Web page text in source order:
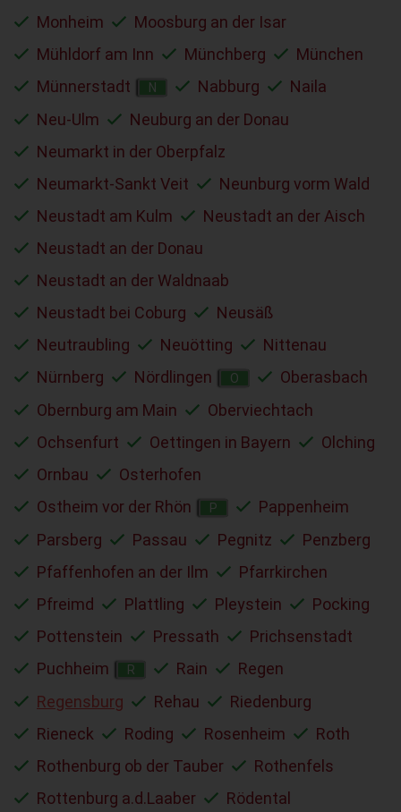
Monheim
Moosburg an der Isar
Mühldorf am Inn
Münchberg
München
Münnerstadt
N Nabburg
Naila
Neu-Ulm
Neuburg an der Donau
Neumarkt in der Oberpfalz
Neumarkt-Sankt Veit
Neunburg vorm Wald
Neustadt am Kulm
Neustadt an der Aisch
Neustadt an der Donau
Neustadt an der Waldnaab
Neustadt bei Coburg
Neusäß
Neutraubling
Neuötting
Nittenau
Nürnberg
Nördlingen O
Oberasbach
Obernburg am Main
Oberviechtach
Ochsenfurt
Oettingen in Bayern
Olching
Ornbau
Osterhofen
Ostheim vor der Rhön
P
Pappenheim
Parsberg
Passau Pegnitz
Penzberg
Pfaffenhofen an der Ilm
Pfarrkirchen
Pfreimd
Plattling Pleystein
Pocking
Pottenstein
Pressath
Prichsenstadt
Puchheim
R Rain
Regen
Regensburg
Rehau
Riedenburg
Rieneck
Roding Rosenheim
Roth
Rothenburg ob der Tauber
Rothenfels
Rottenburg a.d.Laaber
Rödental